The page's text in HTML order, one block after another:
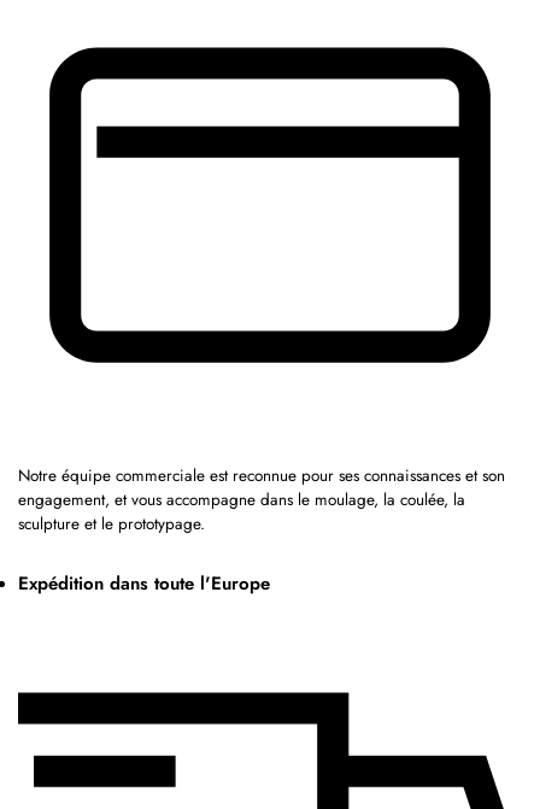
Notre équipe commerciale est reconnue pour ses connaissances et son
engagement, et vous accompagne dans le moulage, la coulée, la
sculpture et le prototypage.
Expédition dans toute l'Europe